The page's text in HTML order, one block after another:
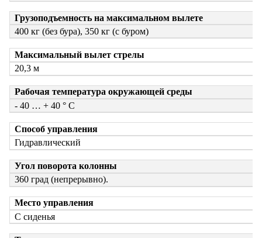
Грузоподъемность на максимальном вылете
400 кг (без бура), 350 кг (с буром)
Максимальный вылет стрелы
20,3 м
Рабочая температура окружающей среды
- 40 … + 40 ° С
Способ управления
Гидравлический
Угол поворота колонны
360 град (непрерывно).
Место управления
С сиденья